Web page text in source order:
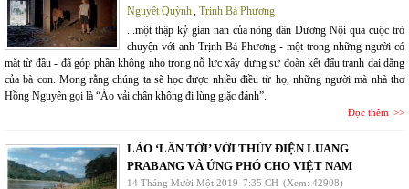
Nguyệt Quỳnh, Trịnh Bá Phương
...một thập kỷ gian nan của nông dân Dương Nội qua cuộc trò
chuyện với anh Trịnh Bá Phương - một trong những người có
mặt từ đầu - đã góp phần không nhỏ trong nỗ lực xây dựng sự đoàn kết đấu tranh dai dẳng
của bà con. Mong rằng chúng ta sẽ học được nhiều điều từ họ, những người mà nhà thơ
Hồng Nguyên gọi là “Áo vải chân không đi lùng giặc đánh”.
Đọc thêm
LÀO ‘LẤN TỚI’ VỚI THỦY ĐIỆN LUANG
PRABANG VÀ ỨNG PHÓ CHO VIỆT NAM
14 Tháng Mười Một 2019 7:35 CH (Xem: 42908)